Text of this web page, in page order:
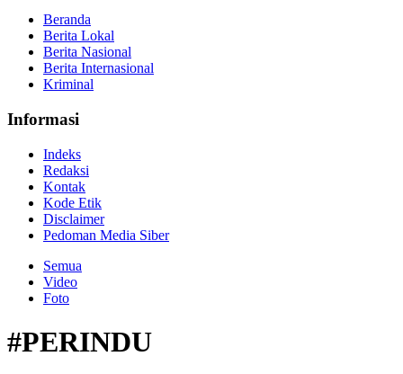
Beranda
Berita Lokal
Berita Nasional
Berita Internasional
Kriminal
Informasi
Indeks
Redaksi
Kontak
Kode Etik
Disclaimer
Pedoman Media Siber
Semua
Video
Foto
#PERINDU